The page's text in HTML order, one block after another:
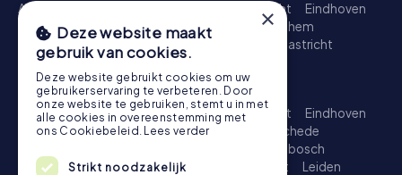
Amsterdam Utrecht
Eindhoven
Groningen
Breda Nijmegen Haarlem
Arnhem
Amersfoort
's-Hertogenbosch
Maastricht
Leiden
Dordrecht
Schattenjacht
Amsterdam Rotterdam Den Haag Utrecht
Eindhoven
Groningen
Almere Breda Nijmegen
Enschede
's-Hertogenbosch
Apeldoorn
Zwolle Zoetermeer Maastricht
Leiden
×
Deze website maakt
gebruik van cookies.
Deze website gebruikt cookies om uw
gebruikerservaring te verbeteren. Door
onze website te gebruiken, stemt u in met
alle cookies in overeenstemming met
ons Cookiebeleid. Lees verder
Strikt noodzakelijk